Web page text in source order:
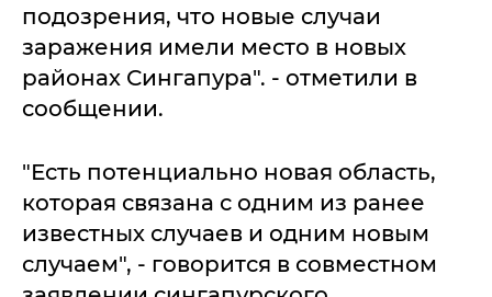
подозрения, что новые случаи
заражения имели место в новых
районах Сингапура". - отметили в
сообщении.
"Есть потенциально новая область,
которая связана с одним из ранее
известных случаев и одним новым
случаем", - говорится в совместном